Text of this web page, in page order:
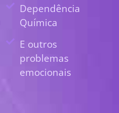
Dependência
Química
E outros
problemas
emocionais